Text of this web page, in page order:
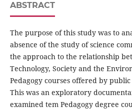
ABSTRACT
The purpose of this study was to
absence of the study of science
the approach to the relationship
Technology, Society and the
Pedagogy courses offered by
This was an exploratory
examined tem Pedagogy degree